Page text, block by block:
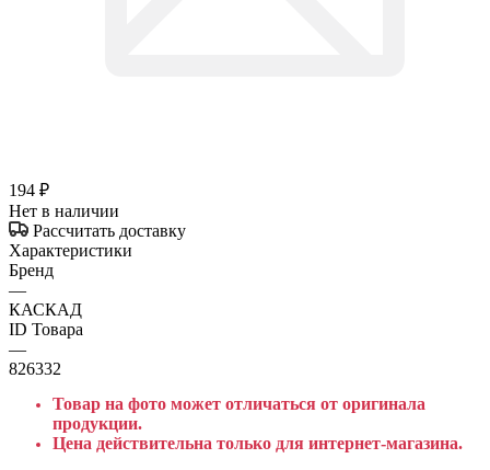
194 ₽
Нет в наличии
Рассчитать доставку
Характеристики
Бренд
—
КАСКАД
ID Товара
—
826332
Товар на фото может отличаться от оригинала
продукции.
Цена действительна только для интернет-магазина.